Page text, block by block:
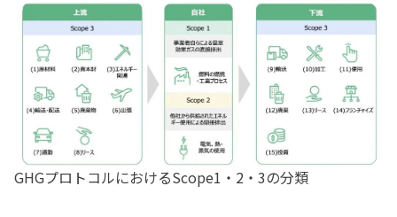
GHGプロトコルにおけるScope1・2・3の分類